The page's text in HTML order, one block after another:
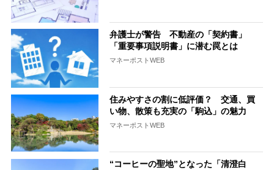
弁護士が警告 不動産の「契約書」
「重要事項説明書」に潜む罠とは
マネーポストWEB
住みやすさの割に低評価？ 交通、買
い物、散策も充実の「駒込」の魅力
マネーポストWEB
“コーヒーの聖地”となった「清澄白